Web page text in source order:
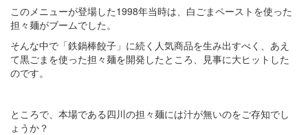
このメニューが登場した1998年当時は、白ごまペーストを使った
担々麺がブームでした。
そんな中で「鉄鍋棒餃子」に続く人気商品を生み出すべく、あえ
て黒ごまを使った担々麺を開発したところ、見事に大ヒットした
のです。
ところで、本場である四川の担々麺には汁が無いのをご存知でし
ょうか？